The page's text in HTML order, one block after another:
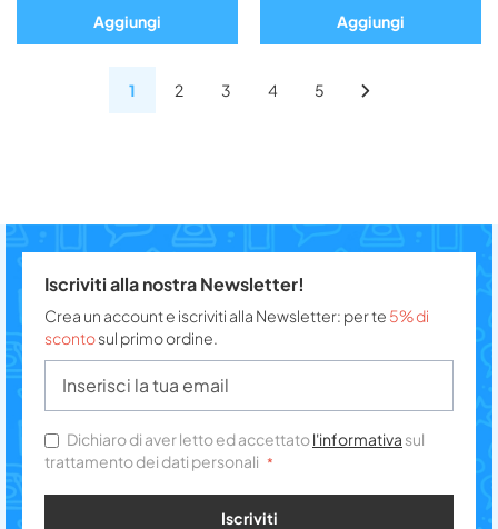
Aggiungi Aggiungi
1 2 3 4 5
Iscriviti alla nostra Newsletter!
Crea un account e iscriviti alla Newsletter: per te 5% di
scontosul primo ordine.
Dichiaro di aver letto ed accettatol'informativa sul
trattamento dei dati personali
Iscriviti